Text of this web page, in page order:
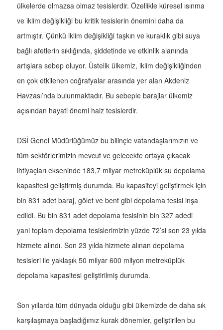
ülkelerde olmazsa olmaz tesislerdir. Özellikle küresel ısınma
ve iklim değişikliği bu kritik tesislerin önemini daha da
artmıştır. Çünkü iklim değişikliği taşkın ve kuraklık gibi suya
bağlı afetlerin sıklığında, şiddetinde ve etkinlik alanında
artışlara sebep oluyor. Üstelik ülkemiz, iklim değişikliğinden
en çok etkilenen coğrafyalar arasında yer alan Akdeniz
Havzası’nda bulunmaktadır. Bu sebeple barajlar ülkemiz
açısından hayati önemi haiz tesislerdir.
DSİ Genel Müdürlüğümüz bu bilinçle vatandaşlarımızın ve
tüm sektörlerimizin mevcut ve gelecekte ortaya çıkacak
ihtiyaçları ekseninde 183,7 milyar metreküplük su depolama
kapasitesi geliştirmiş durumda. Bu kapasiteyi geliştirmek için
bin 831 adet baraj, gölet ve bent gibi depolama tesisi inşa
edildi. Bu bin 831 adet depolama tesisinin bin 327 adedi
yani toplam depolama tesislerimizin yüzde 72’si son 23 yılda
hizmete alındı. Son 23 yılda hizmete alınan depolama
tesisleri ile yaklaşık 50 milyar 600 milyon metreküplük
depolama kapasitesi geliştirilmiş durumda.
Son yıllarda tüm dünyada olduğu gibi ülkemizde de daha sık
karşılaşmaya başladığımız kurak dönemler, geliştirilen bu